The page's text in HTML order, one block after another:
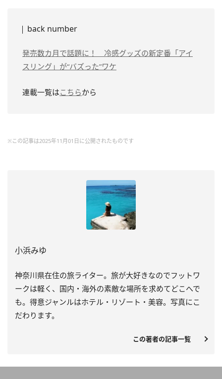
back number
発売数カ月で話題に！ 冷感グッズの新定番「アイ
スリング」が“バズった”ワケ
連載一覧はこちらから
※この記事は2025年11月01日に公開されたものです
小浜みゆ
神奈川県在住の旅ライター。旅が大好きなのでフットワ
ークは軽く、国内・海外の素敵な場所を求めてどこへで
も。得意ジャンルはホテル・リゾート・美容。写真にこ
だわります。
この著者の記事一覧